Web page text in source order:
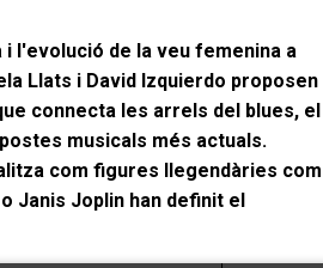
l'evolució de la veu femenina a
Llats i David Izquierdo proposen
connecta les arrels del blues, el
musicals més actuals.
com figures llegendàries com
Janis Joplin han definit el